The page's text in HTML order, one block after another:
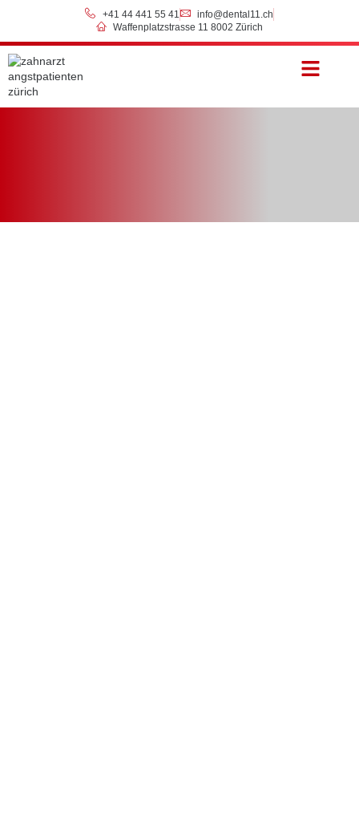
+41 44 441 55 41
info@dental11.ch
Waffenplatzstrasse 11 8002 Zürich